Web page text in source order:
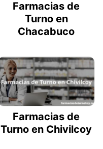
Farmacias de
Turno en
Chacabuco
Farmacias de
Turno en Chivilcoy